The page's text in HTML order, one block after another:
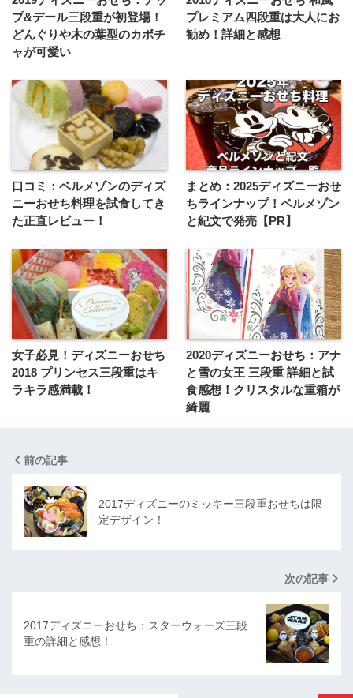
プ&デール三段重が初登場！
どんぐりや木の葉型のカボチ
ャが可愛い
プレミアム四段重は大人にお
勧め！詳細と感想
口コミ：ベルメゾンのディズ
ニーおせち料理を試食してき
た正直レビュー！
まとめ：2025ディズニーおせ
ちラインナップ！ベルメゾン
と紀文で発売【PR】
女子必見！ディズニーおせち
2018 プリンセス三段重はキ
ラキラ感満載！
2020ディズニーおせち：アナ
と雪の女王 三段重 詳細と試
食感想！クリスタルな重箱が
綺麗
前の記事
2017ディズニーのミッキー三段重おせちは限
定デザイン！
次の記事
2017ディズニーおせち：スターウォーズ三段
重の詳細と感想！